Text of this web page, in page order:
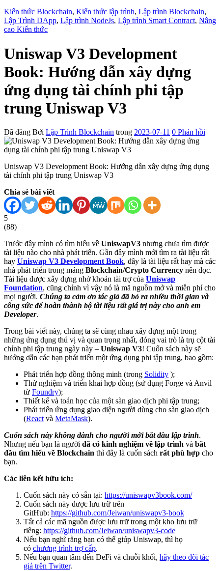
Kiến thức Blockchain, Kiến thức lập trình, Lập trình Blockchain,
Lập Trình DApp, Lập trình NodeJs, Lập trình Smart Contract, Nâng
cao Kiến thức
Uniswap V3 Development
Book: Hướng dẫn xây dựng
ứng dụng tài chính phi tập
trung Uniswap V3
Đã đăng Bởi Lập Trình Blockchain trong 2023-07-11 0 Phản hồi
Uniswap V3 Development Book: Hướng dẫn xây dựng ứng dụng
tài chính phi tập trung Uniswap V3
Chia sẻ bài viết
5
(88)
Trước đây mình có tìm hiểu về UniswapV3 nhưng chưa tìm được
tài liệu nào cho nhà phát triển. Gần đây mình mới tìm ra tài liệu rất
hay Uniswap V3 Development Book, đây là tài liệu rất hay mà các
nhà phát triển trong mảng Blockchain/Crypto Currency nên đọc.
Tài liệu được xây dựng nhờ khoản tài trợ của Uniswap
Foundation, cũng chính vì vậy nó là mã nguồn mở và miễn phí cho
mọi người. Chúng ta cảm ơn tác giả đã bỏ ra nhiều thời gian và
công sức để hoàn thành bộ tài liệu rất giá trị này cho anh em
Developer.
Trong bài viết này, chúng ta sẽ cùng nhau xây dựng một trong
những ứng dụng thú vị và quan trọng nhất, đóng vai trò là trụ cột tài
chính phi tập trung ngày này – Uniswap V3! Cuốn sách này sẽ
hướng dẫn các bạn phát triển một ứng dụng phi tập trung, bao gồm:
Phát triển hợp đồng thông minh (trong Solidity );
Thử nghiệm và triển khai hợp đồng (sử dụng Forge và Anvil
từ Foundry);
Thiết kế và toán học của một sàn giao dịch phi tập trung;
Phát triển ứng dụng giao diện người dùng cho sàn giao dịch
(React và MetaMask).
Cuốn sách này không dành cho người mới bắt đầu lập trình.
Nhưng nếu bạn là người đã có kinh nghiệm về lập trình và bắt
đầu tìm hiểu về Blockchain thì đây là cuốn sách rất phù hợp cho
bạn.
Các liên kết hữu ích:
Cuốn sách này có sẵn tại: https://uniswapv3book.com/
Cuốn sách này được lưu trữ trên
GitHub: https://github.com/Jeiwan/uniswapv3-book
Tất cả các mã nguồn được lưu trữ trong một kho lưu trữ
riêng: https://github.com/Jeiwan/uniswapv3-code
Nếu bạn nghĩ rằng bạn có thể giúp Uniswap, thì họ
có chương trình trợ cấp.
Nếu bạn quan tâm đến DeFi và chuỗi khối, hãy theo dõi tác
giả trên Twitter.